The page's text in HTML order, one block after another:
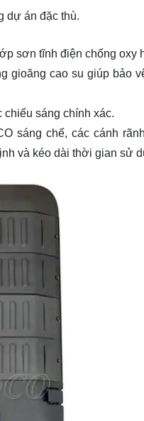
dự án đặc thù.
sơn tĩnh điện chống oxy
gioăng cao su giúp bảo
chiếu sáng chính xác.
sáng chế, các cánh
và kéo dài thời gian sử